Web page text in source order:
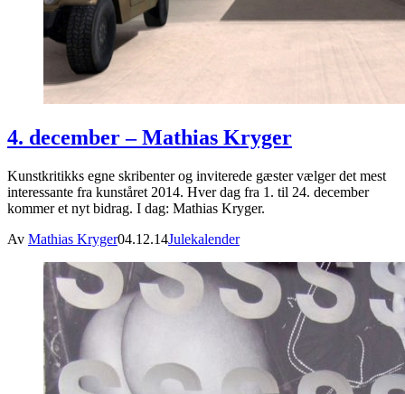
4. december – Mathias Kryger
Kunstkritikks egne skribenter og inviterede gæster vælger det mest
interessante fra kunståret 2014. Hver dag fra 1. til 24. december
kommer et nyt bidrag. I dag: Mathias Kryger.
Av Mathias Kryger04.12.14Julekalender